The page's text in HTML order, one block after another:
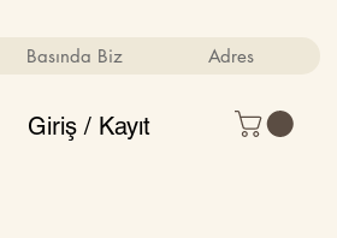
Basında Biz Adres
Giriş / Kayıt